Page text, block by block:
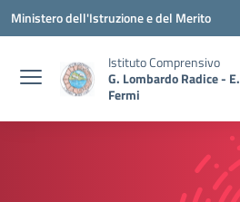
Vai ai contenuti
Vai al menu di navigazione
Vai al footer
Ministero dell'Istruzione e del Merito
Istituto Comprensivo
G. Lombardo Radice - E.
Fermi